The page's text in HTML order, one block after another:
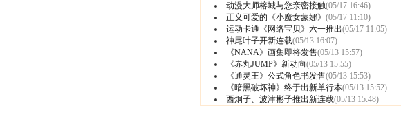
动漫大师榕城与您亲密接触(05/17 16:46)
正义可爱的《小魔女蒙娜》 (05/17 11:10)
运动卡通《网络宝贝》六一推出(05/17 11:05)
神尾叶子开新连载(05/13 16:07)
《NANA》画集即将发售(05/13 15:57)
《赤丸JUMP》新动向(05/13 15:55)
《通灵王》公式角色书发售(05/13 15:53)
《暗黑破坏神》终于出新单行本(05/13 15:52)
西炯子、波津彬子推出新连载(05/13 15:48)